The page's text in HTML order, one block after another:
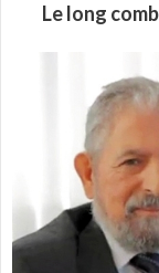
Le long